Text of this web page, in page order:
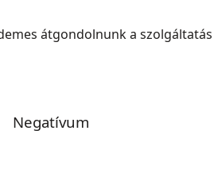
átgondolnunk a szolgáltatás
Negatívum